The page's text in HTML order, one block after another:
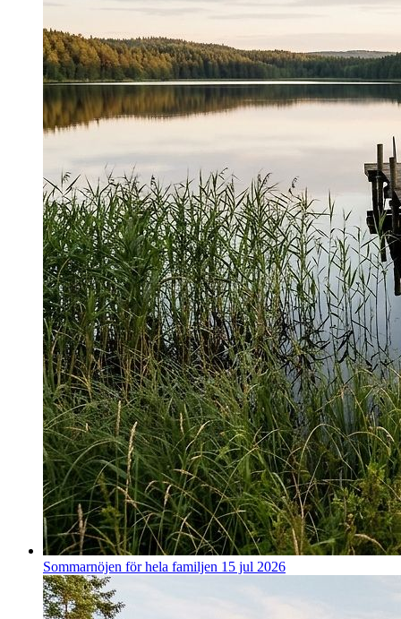
Sommarnöjen för hela familjen 15 jul 2026